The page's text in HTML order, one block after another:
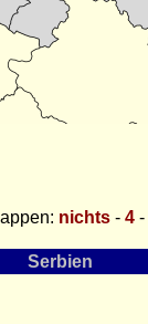
nichts- 4-
Serbien